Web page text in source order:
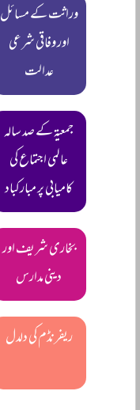
وراثت کے مسائل
اور وفاقی شرعی
عدالت
جمعیۃ کے صد سالہ
عالمی اجتماع کی
کامیابی پر مبارکباد
بخاری شریف اور
دینی مدارس
ریفرنڈم کی دلدل